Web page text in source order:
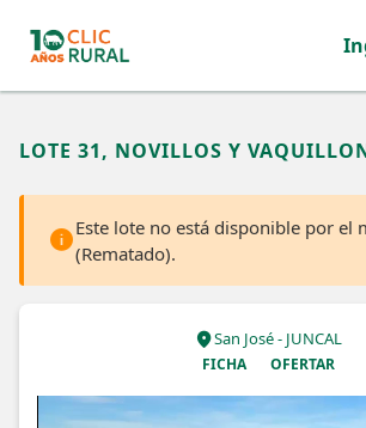
LOTE 31, NOVILLOS Y
Este lote no está disponible por el
(Rematado).
FICHA OFERTAR
San José - JUNCAL